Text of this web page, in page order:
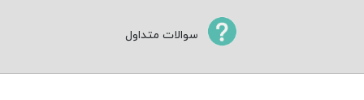
سوالات متداول